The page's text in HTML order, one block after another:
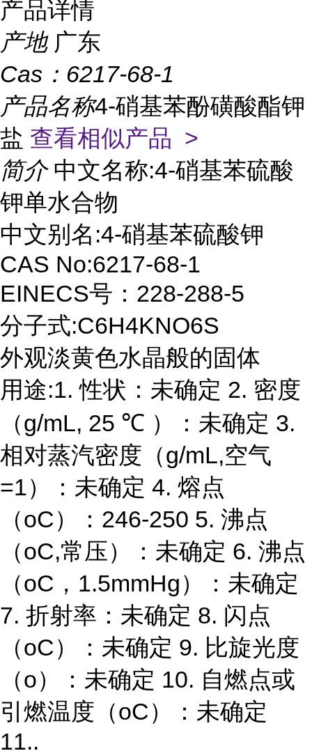
产品详情
产地 广东
Cas： 6217-68-1
产品名称4-硝基苯酚磺酸酯钾
盐 查看相似产品 >
简介 中文名称:4-硝基苯硫酸
钾单水合物
中文别名:4-硝基苯硫酸钾
CAS No:6217-68-1
EINECS号：228-288-5
分子式:C6H4KNO6S
外观淡黄色水晶般的固体
用途:1. 性状：未确定 2. 密度
（g/mL, 25 ℃ ）：未确定 3.
相对蒸汽密度（g/mL,空气
=1）：未确定 4. 熔点
（oC）：246-250 5. 沸点
（oC,常压）：未确定 6. 沸点
（oC，1.5mmHg）：未确定
7. 折射率：未确定 8. 闪点
（oC）：未确定 9. 比旋光度
（o）：未确定 10. 自燃点或
引燃温度（oC）：未确定
11..